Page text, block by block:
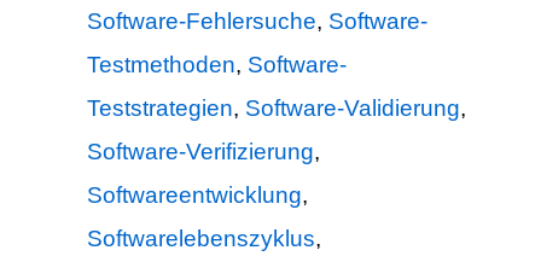
Software-Fehlersuche, Software-
Testmethoden, Software-
Teststrategien, Software-Validierung,
Software-Verifizierung,
Softwareentwicklung,
Softwarelebenszyklus,